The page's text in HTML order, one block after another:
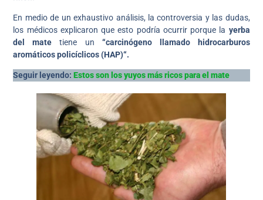
En medio de un exhaustivo análisis, la controversia y las dudas,
los médicos explicaron que esto podría ocurrir porque la yerba
del mate tiene un “carcinógeno llamado hidrocarburos
aromáticos policíclicos (HAP)“.
Seguir leyendo: Estos son los yuyos más ricos para el mate